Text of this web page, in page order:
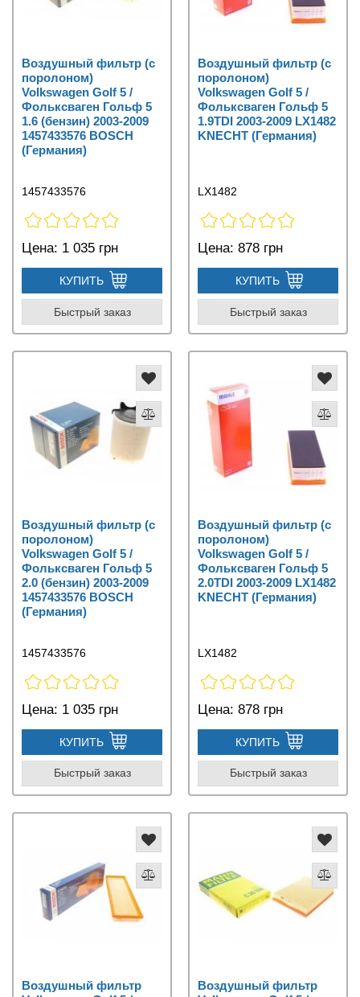
Воздушный фильтр (с
поролоном)
Volkswagen Golf 5 /
Фольксваген Гольф 5
1.6 (бензин) 2003-2009
1457433576 BOSCH
(Германия)
1457433576
Цена: 1 035 грн
КУПИТЬ
Быстрый заказ
Воздушный фильтр (с
поролоном)
Volkswagen Golf 5 /
Фольксваген Гольф 5
1.9TDI 2003-2009 LX1482
KNECHT (Германия)
LX1482
Цена: 878 грн
КУПИТЬ
Быстрый заказ
Воздушный фильтр (с
поролоном)
Volkswagen Golf 5 /
Фольксваген Гольф 5
2.0 (бензин) 2003-2009
1457433576 BOSCH
(Германия)
1457433576
Цена: 1 035 грн
КУПИТЬ
Быстрый заказ
Воздушный фильтр (с
поролоном)
Volkswagen Golf 5 /
Фольксваген Гольф 5
2.0TDI 2003-2009 LX1482
KNECHT (Германия)
LX1482
Цена: 878 грн
КУПИТЬ
Быстрый заказ
Воздушный фильтр
Воздушный фильтр